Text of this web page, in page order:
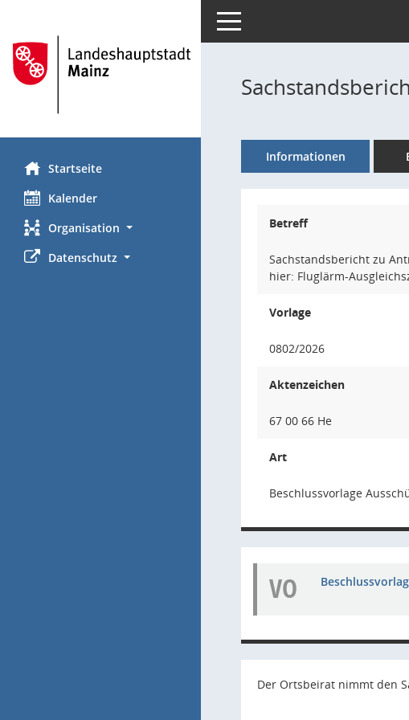
Startseite
Kalender
Organisation
Datenschutz
Toggle navigation
Informationen
Betreff
Sachstandsbericht zu
hier: Fluglärm-
Vorlage
0802/2026
Aktenzeichen
67 00 66 He
Art
Beschlussvorlage
VO
Der Ortsbeirat nimmt den